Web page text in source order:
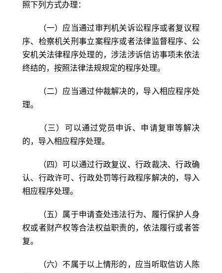
照下列方式办理：
（一）应当通过审判机关诉讼程序或者复议程
序、检察机关刑事立案程序或者法律监督程序、公
安机关法律程序处理的，涉法涉诉信访事项未依法
终结的，按照法律法规规定的程序处理。
（二）应当通过仲裁解决的，导入相应程序处
理。
（三）可以通过党员申诉、申请复审等解决
的，导入相应程序处理。
（四）可以通过行政复议、行政裁决、行政确
认、行政许可、行政处罚等行政程序解决的，导入
相应程序处理。
（五）属于申请查处违法行为、履行保护人身
权或者财产权等合法权益职责的，依法履行或者答
复。
（六）不属于以上情形的，应当听取信访人陈